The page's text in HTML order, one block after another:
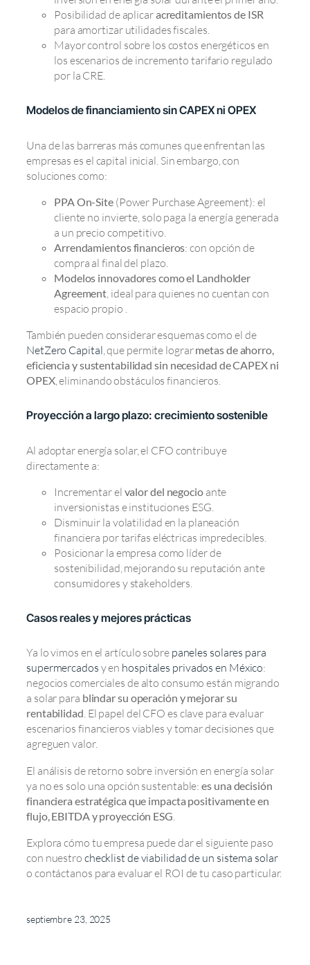
Posibilidad de aplicaracreditamientos de ISR
para amortizar utilidades fiscales.
Mayor control sobre los costos energéticos en
los escenarios de incremento tarifario regulado
por la CRE.
Modelos de financiamiento sin CAPEX ni OPEX
Una de las barreras más comunes que enfrentan las
empresas es el capital inicial. Sin embargo, con
soluciones como:
PPA On-Site(Power Purchase Agreement): el
cliente no invierte, solo paga la energía generada
a un precio competitivo.
Arrendamientos financieros: con opción de
compra al final del plazo.
Modelos innovadores como el Landholder
Agreement, ideal para quienes no cuentan con
espacio propio .
También pueden considerar esquemas como el de
NetZero Capital, que permite lograrmetas de ahorro,
eficiencia y sustentabilidad sin necesidad de CAPEX ni
OPEX, eliminando obstáculos financieros.
Proyección a largo plazo: crecimiento sostenible
Al adoptar energía solar, el CFO contribuye
directamente a:
Incrementar el valor del negocioante
inversionistas e instituciones ESG.
Disminuir la volatilidad en la planeación
financiera por tarifas eléctricas impredecibles.
Posicionar la empresa como líder de
sostenibilidad, mejorando su reputación ante
consumidores y stakeholders.
Casos reales y mejores prácticas
Ya lo vimos en el artículo sobre paneles solares para
supermercados y en hospitales privados en México:
negocios comerciales de alto consumo están migrando
a solar para blindar su operación y mejorar su
rentabilidad. El papel del CFO es clave para evaluar
escenarios financieros viables y tomar decisiones que
agreguen valor.
El análisis de retorno sobre inversión en energía solar
ya no es solo una opción sustentable:es una decisión
financiera estratégica que impacta positivamente en
flujo, EBITDA y proyección ESG
Explora cómo tu empresa puede dar el siguiente paso
con nuestro checklist de viabilidad de un sistema solar
o contáctanos para evaluar el ROI de tu caso particular.
septiembre 23, 2025